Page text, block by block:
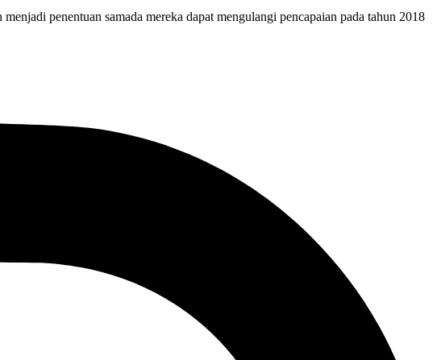
penentuan samada mereka dapat mengulangi pencapaian pada tahun 2018